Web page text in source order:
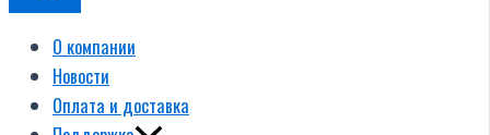
О компании
Новости
Оплата и доставка